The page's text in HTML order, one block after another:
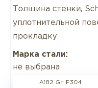
Толщина стенки,
уплотнительной
прокладку
Марка стали:
не выбрана
A182 Gr. F304